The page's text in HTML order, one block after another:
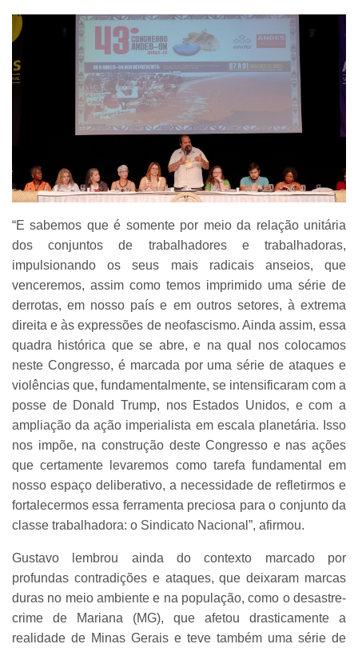
“E sabemos que é somente por meio da relação unitária
dos conjuntos de trabalhadores e trabalhadoras,
impulsionando os seus mais radicais anseios, que
venceremos, assim como temos imprimido uma série de
derrotas, em nosso país e em outros setores, à extrema
direita e às expressões de neofascismo. Ainda assim, essa
quadra histórica que se abre, e na qual nos colocamos
neste Congresso, é marcada por uma série de ataques e
violências que, fundamentalmente, se intensificaram com a
posse de Donald Trump, nos Estados Unidos, e com a
ampliação da ação imperialista em escala planetária. Isso
nos impõe, na construção deste Congresso e nas ações
que certamente levaremos como tarefa fundamental em
nosso espaço deliberativo, a necessidade de refletirmos e
fortalecermos essa ferramenta preciosa para o conjunto da
classe trabalhadora: o Sindicato Nacional”, afirmou.
Gustavo lembrou ainda do contexto marcado por
profundas contradições e ataques, que deixaram marcas
duras no meio ambiente e na população, como o desastre-
crime de Mariana (MG), que afetou drasticamente a
realidade de Minas Gerais e teve também uma série de